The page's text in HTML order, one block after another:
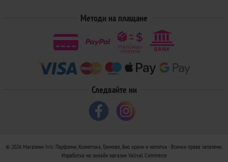
Методи на плащане
Следвайте ни
© 2026 Магазини Ivis: Парфюми, Козметика, Гримове, Био храни и напитки - Всички права запазени.
Изработка на онлайн магазин Valival Commerce